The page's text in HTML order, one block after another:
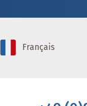
Français